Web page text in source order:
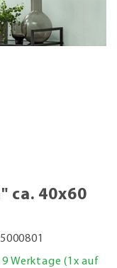
ca. 40x60
9 Werktage (1x auf